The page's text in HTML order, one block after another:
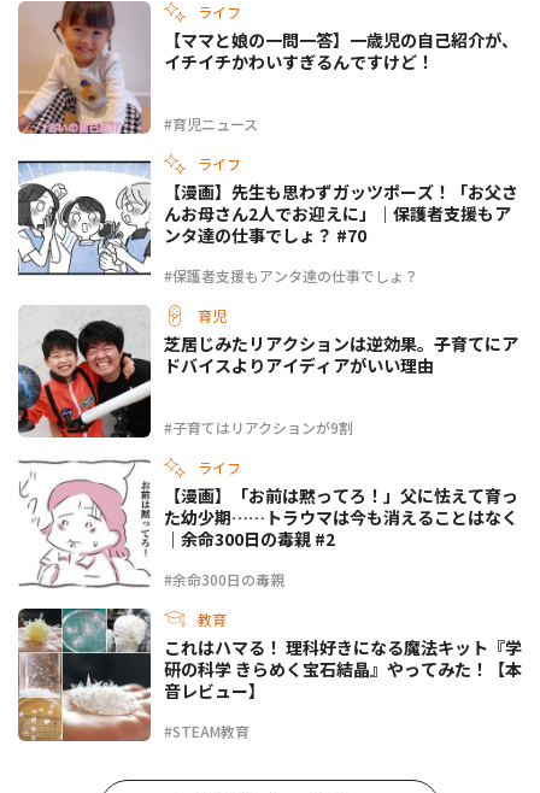
ライフ
#育児ニュース
【ママと娘の一問一答】一歳児の自己紹介が、
イチイチかわいすぎるんですけど！
ライフ
#保護者支援もアンタ達の仕事でしょ？
【漫画】先生も思わずガッツポーズ！「お父さ
んお母さん2人でお迎えに」｜保護者支援もア
ンタ達の仕事でしょ？ #70
育児
#子育てはリアクションが9割
芝居じみたリアクションは逆効果。子育てにア
ドバイスよりアイディアがいい理由
ライフ
#余命300日の毒親
【漫画】「お前は黙ってろ！」父に怯えて育っ
た幼少期……トラウマは今も消えることはなく
｜余命300日の毒親 #2
教育
#STEAM教育
これはハマる！ 理科好きになる魔法キット『学
研の科学 きらめく宝石結晶』やってみた！【本
音レビュー】